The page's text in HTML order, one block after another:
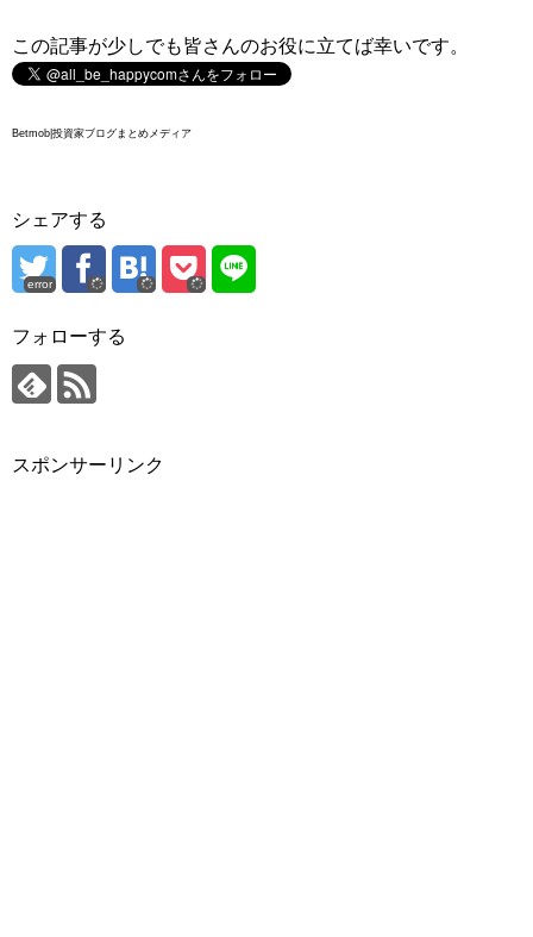
この記事が少しでも皆さんのお役に立てば幸いです。
Betmob|投資家ブログまとめメディア
シェアする
error
フォローする
スポンサーリンク